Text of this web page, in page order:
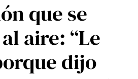
que se
aire: “Le
dijo